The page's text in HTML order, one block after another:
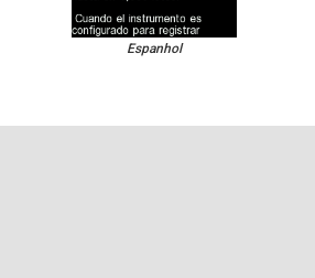
Espanhol